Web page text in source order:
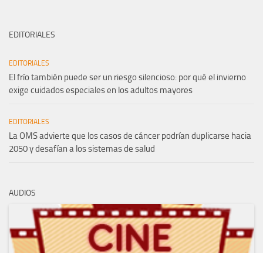
EDITORIALES
EDITORIALES
El frío también puede ser un riesgo silencioso: por qué el invierno
exige cuidados especiales en los adultos mayores
EDITORIALES
La OMS advierte que los casos de cáncer podrían duplicarse hacia
2050 y desafían a los sistemas de salud
AUDIOS